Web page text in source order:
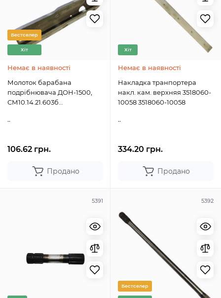
Бестселер
Хіт
Немає в наявності
Молоток барабана
подрібнювача ДОН-1500,
СМ10.14.21.603б
..
106.62 грн.
Продано
Хіт
Немає в наявності
Накладка транпортера
накл. кам. верхняя 3518060-
10058 3518060-10058
..
334.20 грн.
Продано
5391 5392
Бестселер